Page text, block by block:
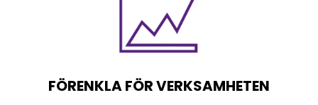
FÖRENKLA FÖR VERKSAMHETEN